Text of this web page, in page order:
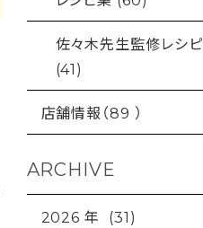
佐々木先生監修レシピ
(41)
店舗情報（89 ）
ARCHIVE
2026 年 (31)